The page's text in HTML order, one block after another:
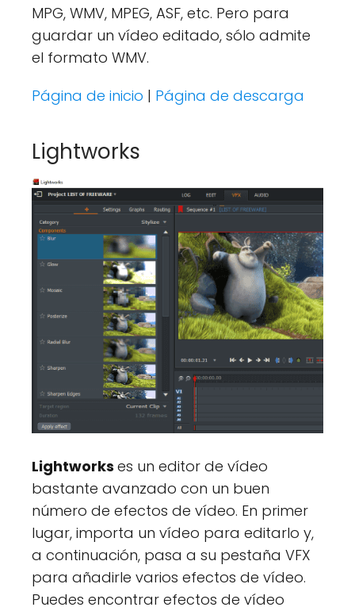
MPG, WMV, MPEG, ASF, etc. Pero para
guardar un vídeo editado, sólo admite
el formato WMV.
Página de inicio | Página de descarga
Lightworks
Lightworks es un editor de vídeo
bastante avanzado con un buen
número de efectos de vídeo. En primer
lugar, importa un vídeo para editarlo y,
a continuación, pasa a su pestaña VFX
para añadirle varios efectos de vídeo.
Puedes encontrar efectos de vídeo